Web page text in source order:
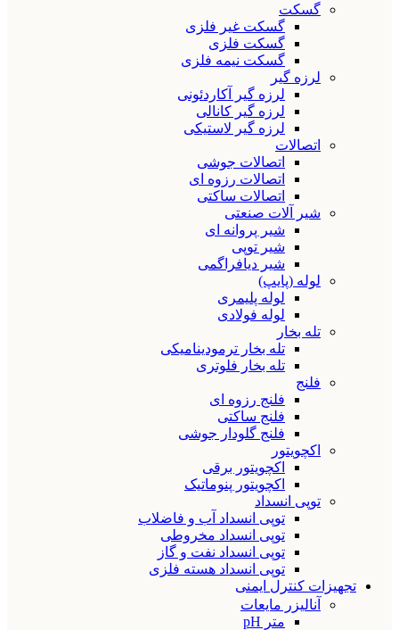
گسکت
گسکت غیر فلزی
گسکت فلزی
گسکت نیمه فلزی
لرزه گیر
لرزه گیر آکاردئونی
لرزه گیر کانالی
لرزه گیر لاستیکی
اتصالات
اتصالات جوشی
اتصالات رزوه ای
اتصالات ساکتی
شیر آلات صنعتی
شیر پروانه ای
شیر توپی
شیر دیافراگمی
لوله (پایپ)
لوله پلیمری
لوله فولادی
تله بخار
تله بخار ترمودینامیکی
تله بخار فلوتری
فلنج
فلنج رزوه ای
فلنج ساکتی
فلنج گلودار جوشی
اکچویتور
اکچویتور برقی
اکچویتور پنوماتیک
توپی انسداد
توپی انسداد آب و فاضلاب
توپی انسداد مخروطی
توپی انسداد نفت و گاز
توپی انسداد هسته فلزی
تجهیزات کنترل ایمنی
آنالیزر مایعات
متر pH